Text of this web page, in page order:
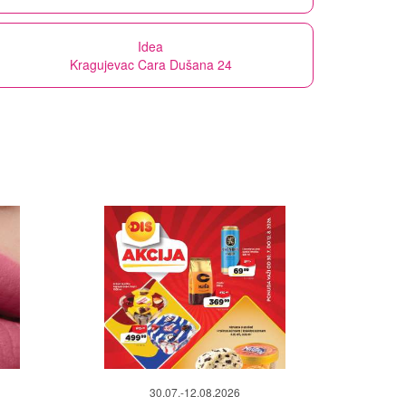
Idea
Kragujevac Cara Dušana 24
30.07.-12.08.2026